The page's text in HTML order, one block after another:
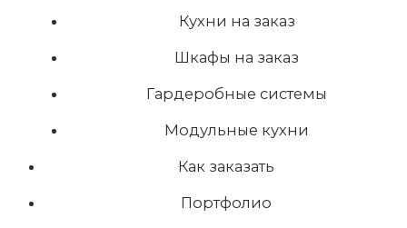
Кухни на заказ
Шкафы на заказ
Гардеробные системы
Модульные кухни
Как заказать
Портфолио